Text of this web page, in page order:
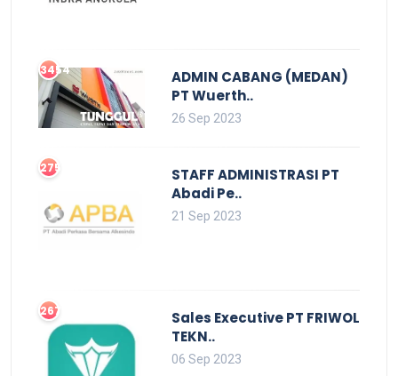
3454
ADMIN CABANG (MEDAN)
PT Wuerth..
26 Sep 2023
2752
STAFF ADMINISTRASI PT
Abadi Pe..
21 Sep 2023
2679
Sales Executive PT FRIWOL
TEKN..
06 Sep 2023